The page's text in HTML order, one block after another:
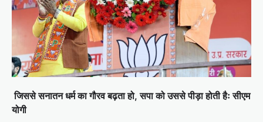
जिससे सनातन धर्म का गौरव बढ़ता हो, सपा को उससे पीड़ा होती हैः सीएम
योगी